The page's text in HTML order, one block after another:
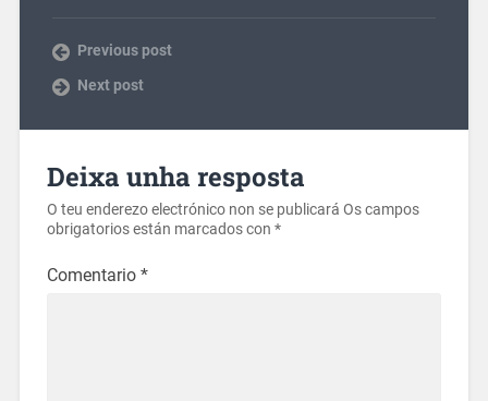
Previous post
Next post
Deixa unha resposta
O teu enderezo electrónico non se publicará Os campos
obrigatorios están marcados con *
Comentario *